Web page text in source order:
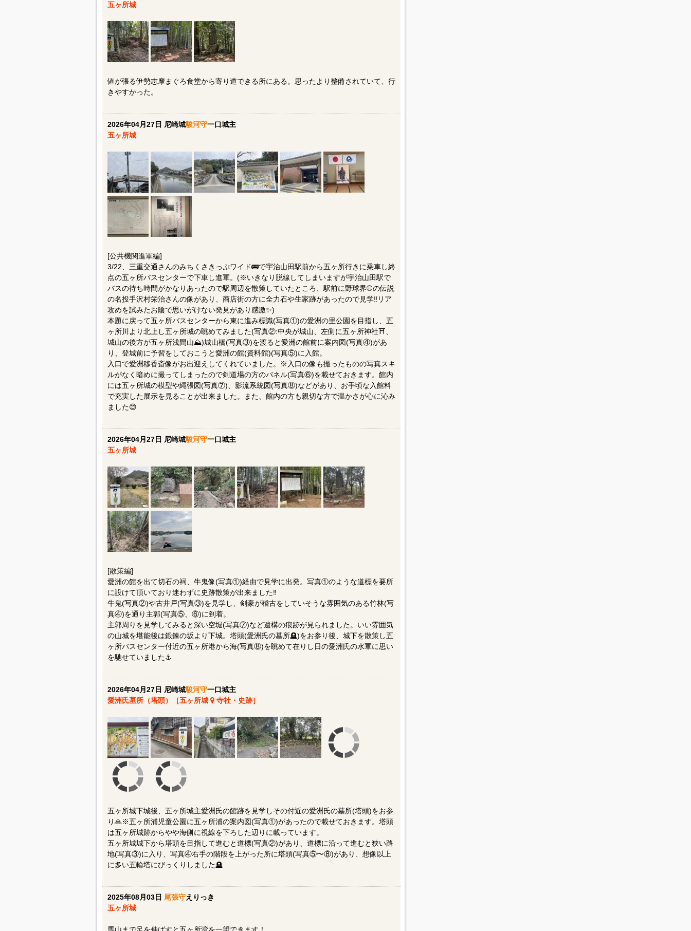
五ヶ所城
値が張る伊勢志摩まぐろ食堂から寄り道できる所にある。思ったより整備されていて、行
きやすかった。
2026年04月27日 尼崎城駿河守一口城主
五ヶ所城
[公共機関進軍編]
3/22、三重交通さんのみちくさきっぷワイド🚌で宇治山田駅前から五ヶ所行きに乗車し終
点の五ヶ所バスセンターで下車し進軍。(※いきなり脱線してしまいますが宇治山田駅で
バスの待ち時間がかなりあったので駅周辺を散策していたところ、駅前に野球界⚾️の伝説
の名投手沢村栄治さんの像があり、商店街の方に全力石や生家跡があったので見学‼️リア
攻めを試みたお陰で思いがけない発見があり感激✨)
本題に戻って五ヶ所バスセンターから東に進み標識(写真①)の愛洲の里公園を目指し、五
ヶ所川より北上し五ヶ所城の眺めてみました(写真②:中央が城山、左側に五ヶ所神社⛩️、
城山の後方が五ヶ所浅間山⛰️)城山橋(写真③)を渡ると愛洲の館前に案内図(写真④)があ
り、登城前に予習をしておこうと愛洲の館(資料館)(写真⑤)に入館。
入口で愛洲移香斎像がお出迎えしてくれていました。※入口の像も撮ったものの写真スキ
ルがなく暗めに撮ってしまったので剣道場の方のパネル(写真⑥)を載せておきます。館内
には五ヶ所城の模型や縄張図(写真⑦)、影流系統図(写真⑧)などがあり、お手頃な入館料
で充実した展示を見ることが出来ました。また、館内の方も親切な方で温かさが心に沁み
ました😊
2026年04月27日 尼崎城駿河守一口城主
五ヶ所城
[散策編]
愛洲の館を出て切石の祠、牛鬼像(写真①)経由で見学に出発。写真①のような道標を要所
に設けて頂いており迷わずに史跡散策が出来ました‼️
牛鬼(写真②)や古井戸(写真③)を見学し、剣豪が稽古をしていそうな雰囲気のある竹林(写
真④)を通り主郭(写真⑤、⑥)に到着。
主郭周りを見学してみると深い空堀(写真⑦)など遺構の痕跡が見られました。いい雰囲気
の山城を堪能後は鍛錬の坂より下城。塔頭(愛洲氏の墓所🪦)をお参り後、城下を散策し五
ヶ所バスセンター付近の五ヶ所港から海(写真⑧)を眺めて在りし日の愛洲氏の水軍に思い
を馳せていました⚓️
2026年04月27日 尼崎城駿河守一口城主
愛洲氏墓所（塔頭）［五ヶ所城
寺社・史跡］
五ヶ所城下城後、五ヶ所城主愛洲氏の館跡を見学しその付近の愛洲氏の墓所(塔頭)をお参
り🙏※五ヶ所浦児童公園に五ヶ所浦の案内図(写真①)があったので載せておきます。塔頭
は五ヶ所城跡からやや海側に視線を下ろした辺りに載っています。
五ヶ所城城下から塔頭を目指して進むと道標(写真②)があり、道標に沿って進むと狭い路
地(写真③)に入り、写真④右手の階段を上がった所に塔頭(写真⑤〜⑧)があり、想像以上
2025年08月03日